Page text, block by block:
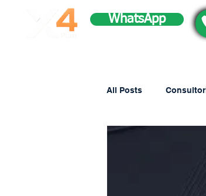
WhatsApp
All Posts